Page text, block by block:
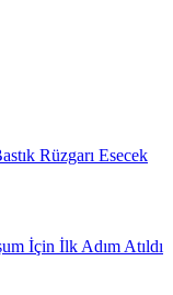
Rüzgarı Esecek
İçin İlk Adım Atıldı